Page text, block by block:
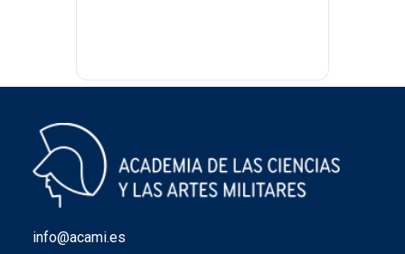
info@acami.es